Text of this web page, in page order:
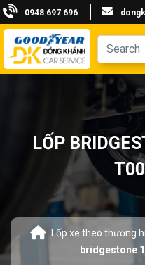
0948 697 696
LỐP
Lốp xe theo thương
bridgestone